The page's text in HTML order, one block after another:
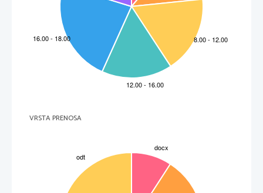
VRSTA PRENOSA